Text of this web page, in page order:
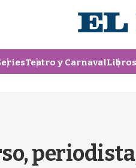
Teatro y CarnavalLibros